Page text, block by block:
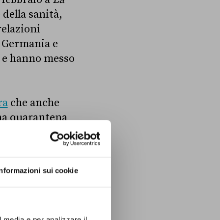
sui cookie
sanità,
e
hanno messo
che anche
quarantena
aree della
sintomi evidenti
singoli